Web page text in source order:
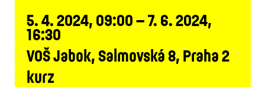
5. 4. 2024, 09:00 – 7. 6. 2024,
16:30
VOŠ Jabok, Salmovská 8, Praha 2
kurz